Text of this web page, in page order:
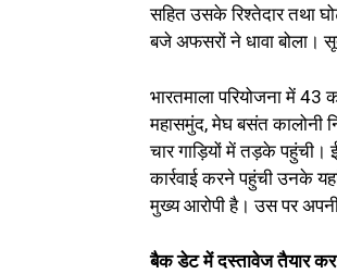
सहित उसके रिश्तेदार तथा
बजे अफसरों ने धावा बोला।
भारतमाला परियोजना में
महासमुंद, मेघ बसंत कालोनी
चार गाड़ियों में तड़के पहुंची।
कार्रवाई करने पहुंची उनके
मुख्य आरोपी है। उस पर
बैक डेट में दस्तावेज तैयार कर